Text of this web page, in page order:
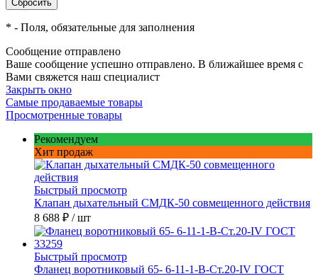
* - Поля, обязательные для заполнения
Сообщение отправлено
Ваше сообщение успешно отправлено. В ближайшее время с
Вами свяжется наш специалист
Закрыть окно
Самые продаваемые товары
Просмотренные товары
Рекомендуем
Хит продаж
Быстрый просмотр
Клапан дыхательный СМДК-50 совмещенного действия
8 688 ₽ / шт
Быстрый просмотр
Фланец воротниковый 65- 6-11-1-B-Ст.20-IV ГОСТ